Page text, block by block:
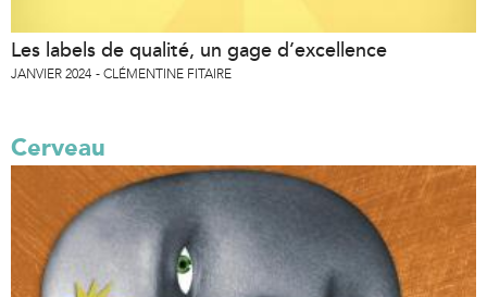
Les labels de qualité, un gage d’excellence
JANVIER 2024 CLÉMENTINE FITAIRE
Cerveau